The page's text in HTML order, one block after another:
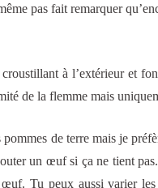
pas fait remarquer
à l’extérieur et
de la flemme mais
de terre mais je
un œuf si ça ne tient
Tu peux aussi varier